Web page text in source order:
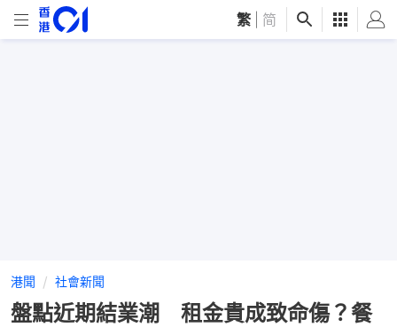
繁 简
港聞 社會新聞
盤點近期結業潮 租金貴成致命傷？餐